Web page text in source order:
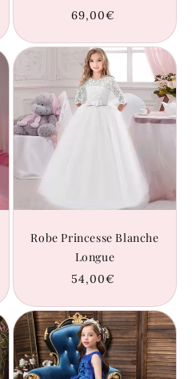
Prix
69,00€
Robe Princesse Blanche
Longue
Prix
54,00€